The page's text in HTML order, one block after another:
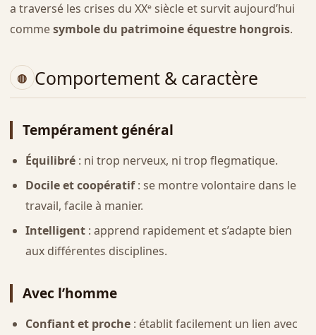
a traversé les crises du XXᵉ siècle et survit aujourd’hui
commesymbole du patrimoine équestre hongrois.
Comportement & caractère
Tempérament général
Équilibré: ni trop nerveux, ni trop flegmatique.
Docile et coopératif: se montre volontaire dans le
travail, facile à manier.
Intelligent: apprend rapidement et s’adapte bien
aux différentes disciplines.
Avec l’homme
Confiant et proche: établit facilement un lien avec